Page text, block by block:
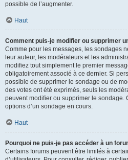
possible de l’augmenter.
Haut
Comment puis-je modifier ou supprimer
Comme pour les messages, les sondages
leur auteur, les modérateurs et les
modifiez tout simplement le premier
obligatoirement associé à ce dernier. Si
possible de supprimer le sondage ou de
des votes ont été exprimés, seuls les
peuvent modifier ou supprimer le sondage.
options d’un sondage en cours.
Haut
Pourquoi ne puis-je pas accéder à un
Certains forums peuvent être limités à